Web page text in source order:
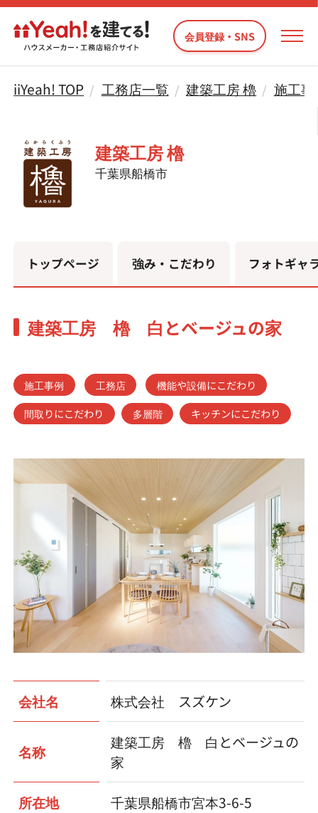
会員登録・SNS
iiYeah! TOP 工務店一覧 建築工房 櫓 施工
建築工房 櫓
千葉県船橋市
トップページ 強み・こだわり フォトギャ
建築工房 櫓 白とベージュの家
施工事例 工務店
機能や設備にこだわり
間取りにこだわり
多層階 キッチンにこだわり
会社名 株式会社 スズケン
名称
建築工房 櫓 白とベージュの
家
所在地 千葉県船橋市宮本3-6-5